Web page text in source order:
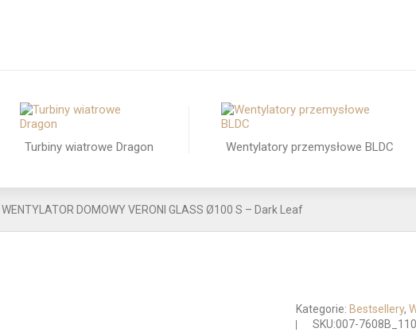
Turbiny wiatrowe Dragon Wentylatory przemysłowe BLDC
WENTYLATOR DOMOWY VERONI GLASS Ø100 S – Dark Leaf
SKU:007-7608B_110
Kategorie: Bestsellery,